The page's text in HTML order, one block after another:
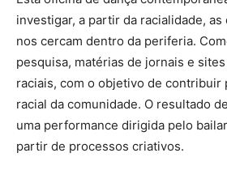
investigar, a partir da racialidade, as
nos cercam dentro da periferia.
pesquisa, matérias de jornais e
raciais, com o objetivo de contribuir
racial da comunidade. O resultado
uma performance dirigida pelo
partir de processos criativos.